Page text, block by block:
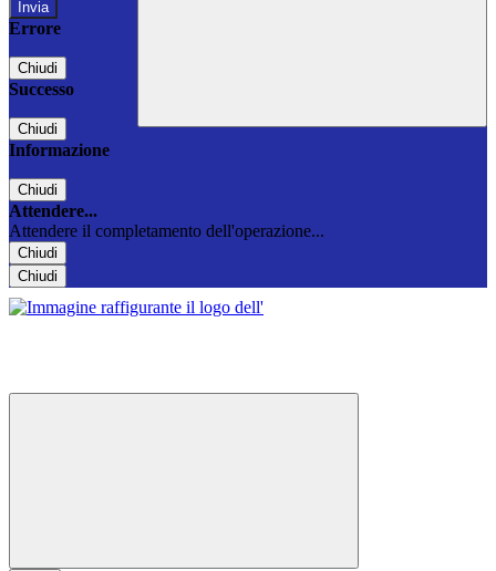
Errore
Chiudi
Successo
Chiudi
Informazione
Chiudi
Attendere...
Attendere il completamento dell'operazione...
Chiudi
Chiudi